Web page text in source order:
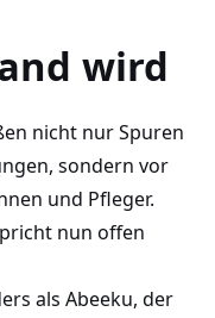
wird
nicht nur Spuren
sondern vor
und Pfleger.
nun offen
als Abeeku, der